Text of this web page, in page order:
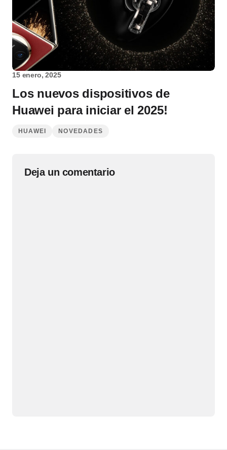
15 enero, 2025
Los nuevos dispositivos de
Huawei para iniciar el 2025!
HUAWEI NOVEDADES
Deja un comentario